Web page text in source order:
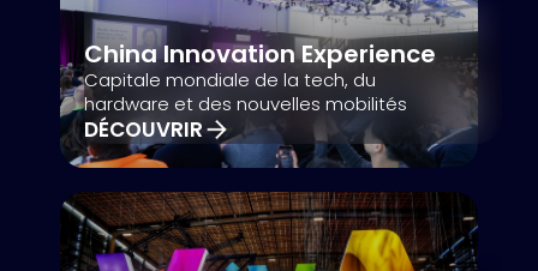
China Innovation Experience
Capitale mondiale de la tech, du
hardware et des nouvelles mobilités
DÉCOUVRIR